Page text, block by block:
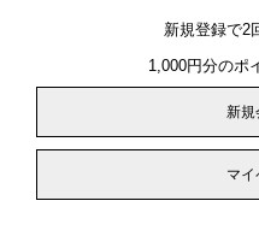
新規登録で2
1,000円分のポ
新規
マ